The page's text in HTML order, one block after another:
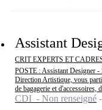
Assistant
CRIT EXPERTS ET
POSTE : Assistant Designer
Direction Artistique, vous
de bagagerie et d'accessoires,
CDI - Non renseigné